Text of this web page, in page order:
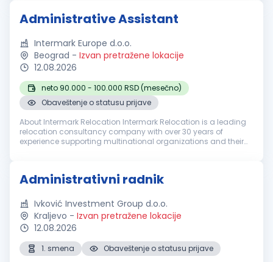
Administrative Assistant
Intermark Europe d.o.o.
Beograd - Izvan pretražene lokacije
12.08.2026
neto 90.000 - 100.000 RSD (mesečno)
Obaveštenje o statusu prijave
About Intermark Relocation Intermark Relocation is a leading
relocation consultancy company with over 30 years of
experience supporting multinational organizations and their
Administrativni radnik
Ivković Investment Group d.o.o.
Kraljevo - Izvan pretražene lokacije
12.08.2026
1. smena
Obaveštenje o statusu prijave